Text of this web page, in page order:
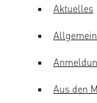
Aktuelles
Aus den